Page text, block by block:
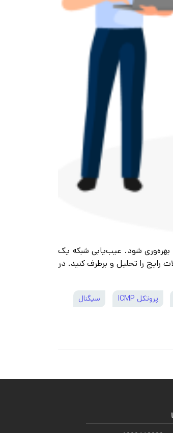
بهره‌وری شود. عیب‌یابی شبکه یک
را تحلیل و برطرف کنید. در
پروتکل ICMP سیگنال